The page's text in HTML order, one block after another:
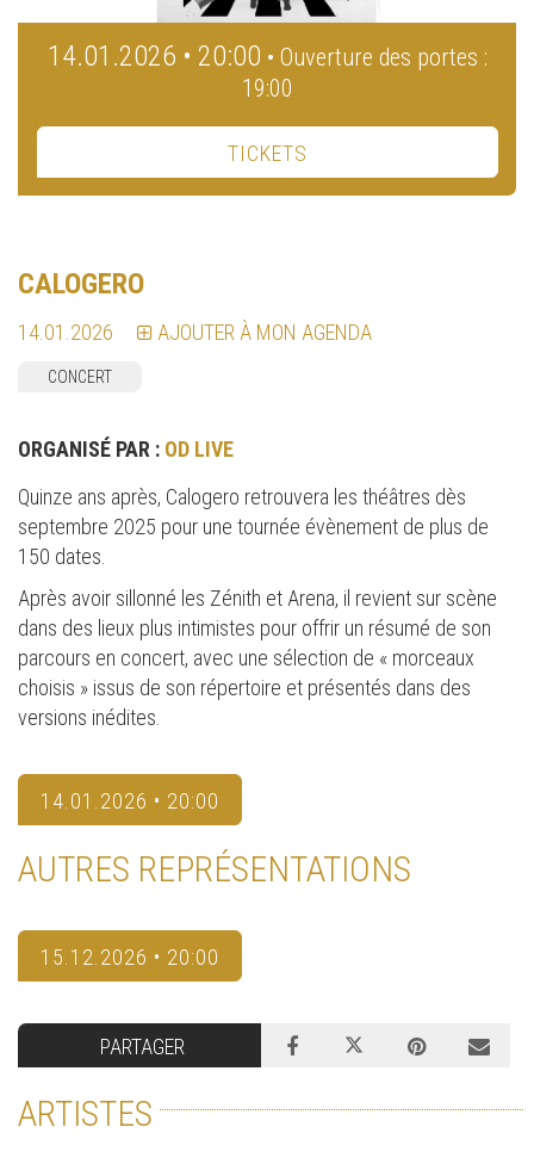
14.01.2026 • 20:00 • Ouverture des portes :
19:00
TICKETS
CALOGERO
14.01.2026 AJOUTER À MON AGENDA
CONCERT
ORGANISÉ PAR : OD LIVE
Quinze ans après, Calogero retrouvera les théâtres dès
septembre 2025 pour une tournée évènement de plus de
150 dates.
Après avoir sillonné les Zénith et Arena, il revient sur scène
dans des lieux plus intimistes pour offrir un résumé de son
parcours en concert, avec une sélection de « morceaux
choisis » issus de son répertoire et présentés dans des
versions inédites.
14.01.2026 • 20:00
AUTRES REPRÉSENTATIONS
15.12.2026 • 20:00
PARTAGER
ARTISTES